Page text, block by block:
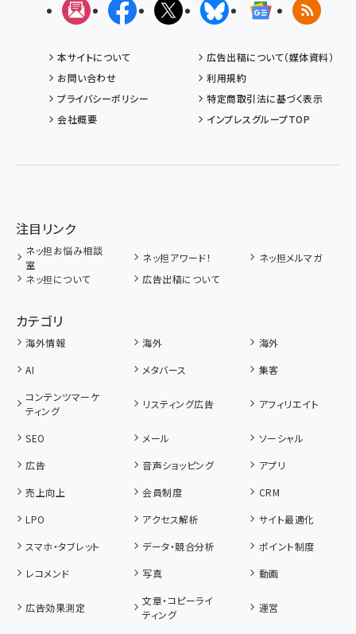
メルマガFacebookX(エックス)BlueskyGoogleニュ
RSS
本サイトについて
広告出稿について（媒体資料）
お問い合わせ
利用規約
プライバシーポリシー
特定商取引法に基づく表示
会社概要
インプレスグループTOP
注目リンク
ネッ担お悩み相談
室
ネッ担アワード！
ネッ担メルマガ
ネッ担について
広告出稿について
カテゴリ
海外情報 海外
海外
AI
メタバース
集客
コンテンツマーケ
ティング
リスティング広告 アフィリエイト
SEO メール
ソーシャル
広告
音声ショッピング
アプリ
売上向上
会員制度
CRM
LPO
アクセス解析
サイト最適化
スマホ・タブレット
データ・競合分析
ポイント制度
レコメンド
写真 動画
広告効果測定
文章・コピーライ
ティング
運営